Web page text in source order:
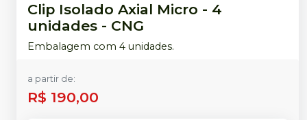
Clip Isolado Axial Micro - 4
unidades - CNG
Embalagem com 4 unidades.
a partir de:
R$ 190,00